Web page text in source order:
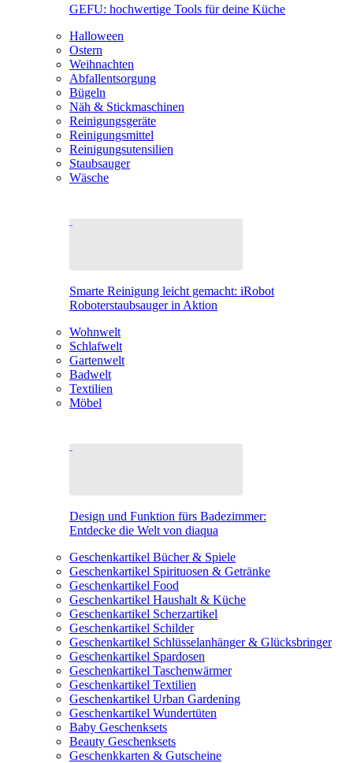
GEFU: hochwertige Tools für deine Küche
Halloween
Ostern
Weihnachten
Abfallentsorgung
Bügeln
Näh & Stickmaschinen
Reinigungsgeräte
Reinigungsmittel
Reinigungsutensilien
Staubsauger
Wäsche
Smarte Reinigung leicht gemacht: iRobot
Roboterstaubsauger in Aktion
Wohnwelt
Schlafwelt
Gartenwelt
Badwelt
Textilien
Möbel
Design und Funktion fürs Badezimmer:
Entdecke die Welt von diaqua
Geschenkartikel Bücher & Spiele
Geschenkartikel Spirituosen & Getränke
Geschenkartikel Food
Geschenkartikel Haushalt & Küche
Geschenkartikel Scherzartikel
Geschenkartikel Schilder
Geschenkartikel Schlüsselanhänger & Glücksbringer
Geschenkartikel Spardosen
Geschenkartikel Taschenwärmer
Geschenkartikel Textilien
Geschenkartikel Urban Gardening
Geschenkartikel Wundertüten
Baby Geschenksets
Beauty Geschenksets
Geschenkkarten & Gutscheine